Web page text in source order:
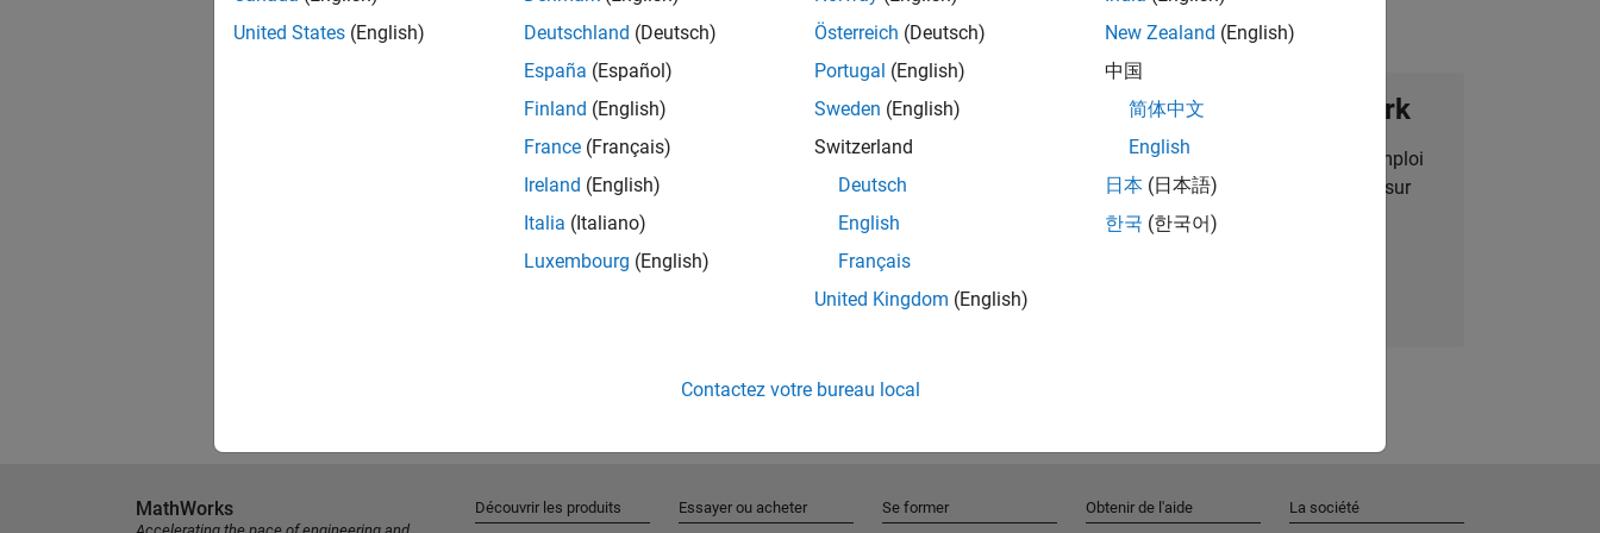
Rejoignez notre Talent Network
Recevez des alertes pour des opportunités d'emploi
personnalisées, des articles et des actualités sur
l'entreprise.
United States (English)
Deutschland (Deutsch)
España (Español)
Finland (English)
France (Français)
Ireland (English)
Italia (Italiano)
Luxembourg (English)
Österreich (Deutsch)
Portugal (English)
Sweden (English)
Switzerland
Deutsch
English
Français
United Kingdom (English)
New Zealand (English)
中国
简体中文
English
日本 (日本語)
한국 (한국어)
Contactez votre bureau local
MathWorks Découvrir les produits Essayer ou acheter Se former Obtenir de l'aide La société